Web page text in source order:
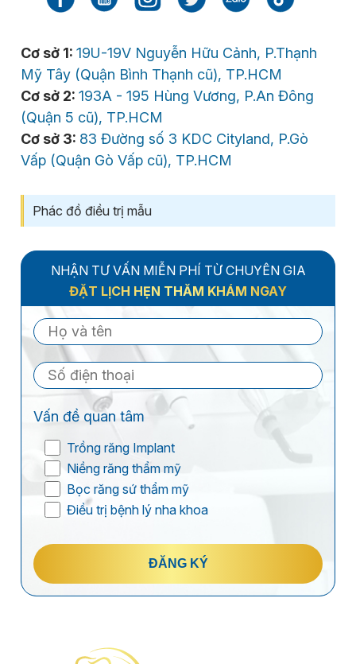
Cơ sở 1: 19U-19V Nguyễn Hữu Cảnh, P.Thạnh
Mỹ Tây (Quận Bình Thạnh cũ), TP.HCM
Cơ sở 2: 193A - 195 Hùng Vương, P.An Đông
(Quận 5 cũ), TP.HCM
Cơ sở 3: 83 Đường số 3 KDC Cityland, P.Gò
Vấp (Quận Gò Vấp cũ), TP.HCM
Phác đồ điều trị mẫu
NHẬN TƯ VẤN MIỄN PHÍ TỪ CHUYÊN GIA
ĐẶT LỊCH HẸN THĂM KHÁM NGAY
Vấn đề quan tâm
Trồng răng Implant
Niềng răng thẩm mỹ
Bọc răng sứ thẩm mỹ
Điều trị bệnh lý nha khoa
ĐĂNG KÝ